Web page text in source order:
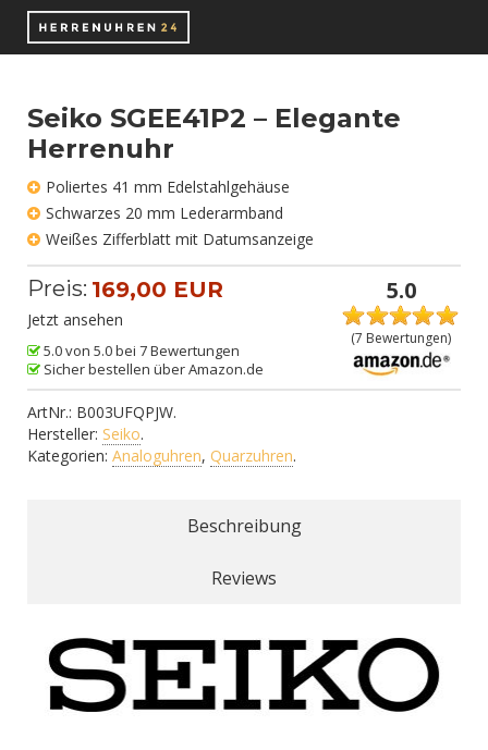
Seiko SGEE41P2 – Elegante
Herrenuhr
Poliertes 41 mm Edelstahlgehäuse
Schwarzes 20 mm Lederarmband
Weißes Zifferblatt mit Datumsanzeige
Preis: 169,00 EUR
Jetzt ansehen
5.0 von 5.0 bei 7 Bewertungen
Sicher bestellen über Amazon.de
5.0
(7 Bewertungen)
ArtNr.: B003UFQPJW.
Hersteller: Seiko.
Kategorien: Analoguhren, Quarzuhren.
Beschreibung
Reviews